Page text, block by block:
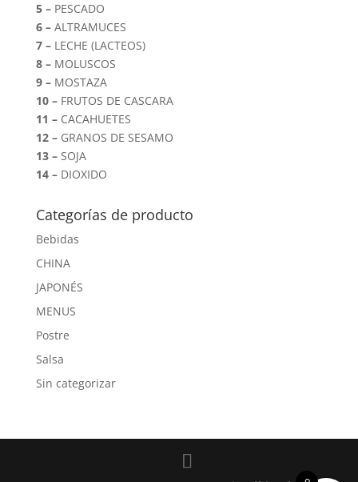
5 –PESCADO
6 –ALTRAMUCES
7 –LECHE (LACTEOS)
8 –MOLUSCOS
9 –MOSTAZA
10 –FRUTOS DE CASCARA
11 –CACAHUETES
12 –GRANOS DE SESAMO
13 –SOJA
14 –DIOXIDO
Categorías de producto
Bebidas
CHINA
JAPONÉS
MENUS
Postre
Salsa
Sin categorizar